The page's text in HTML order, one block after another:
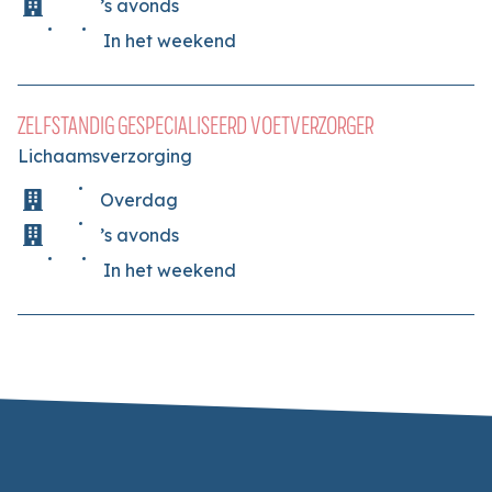
’s avonds
In het weekend
ZELFSTANDIG GESPECIALISEERD VOETVERZORGER
Lichaamsverzorging
Overdag
’s avonds
In het weekend